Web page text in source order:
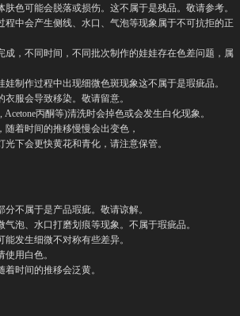
肤色可能会脱落或损伤。这不属于是残品。敬请参考。
程中会产生侧线、水口、气泡等现象属于不可抗拒的正
成，不同时间，不同批次制作的娃娃存在色差问题，属
娃制作过程中出现细微色斑现象这不属于是瑕疵品。
服会导致移染。敬请留意。
丙酮等)清洗时会掉色或会发生白化现象。
着时间的推移慢慢会出变色，
下会更快黄花和青化，请注意保管。
不属于是产品瑕疵。敬请谅解。
泡、水口打磨划痕等现象。不属于瑕疵品。
发生细微不对称有些差异。
用白色。
时间的推移会泛黄。